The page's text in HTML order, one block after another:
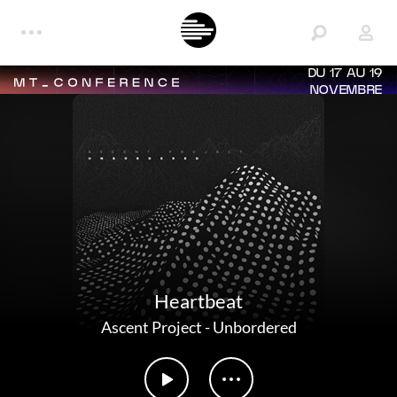
DU 17 AU 19
NOVEMBRE
Heartbeat
Ascent Project-Unbordered